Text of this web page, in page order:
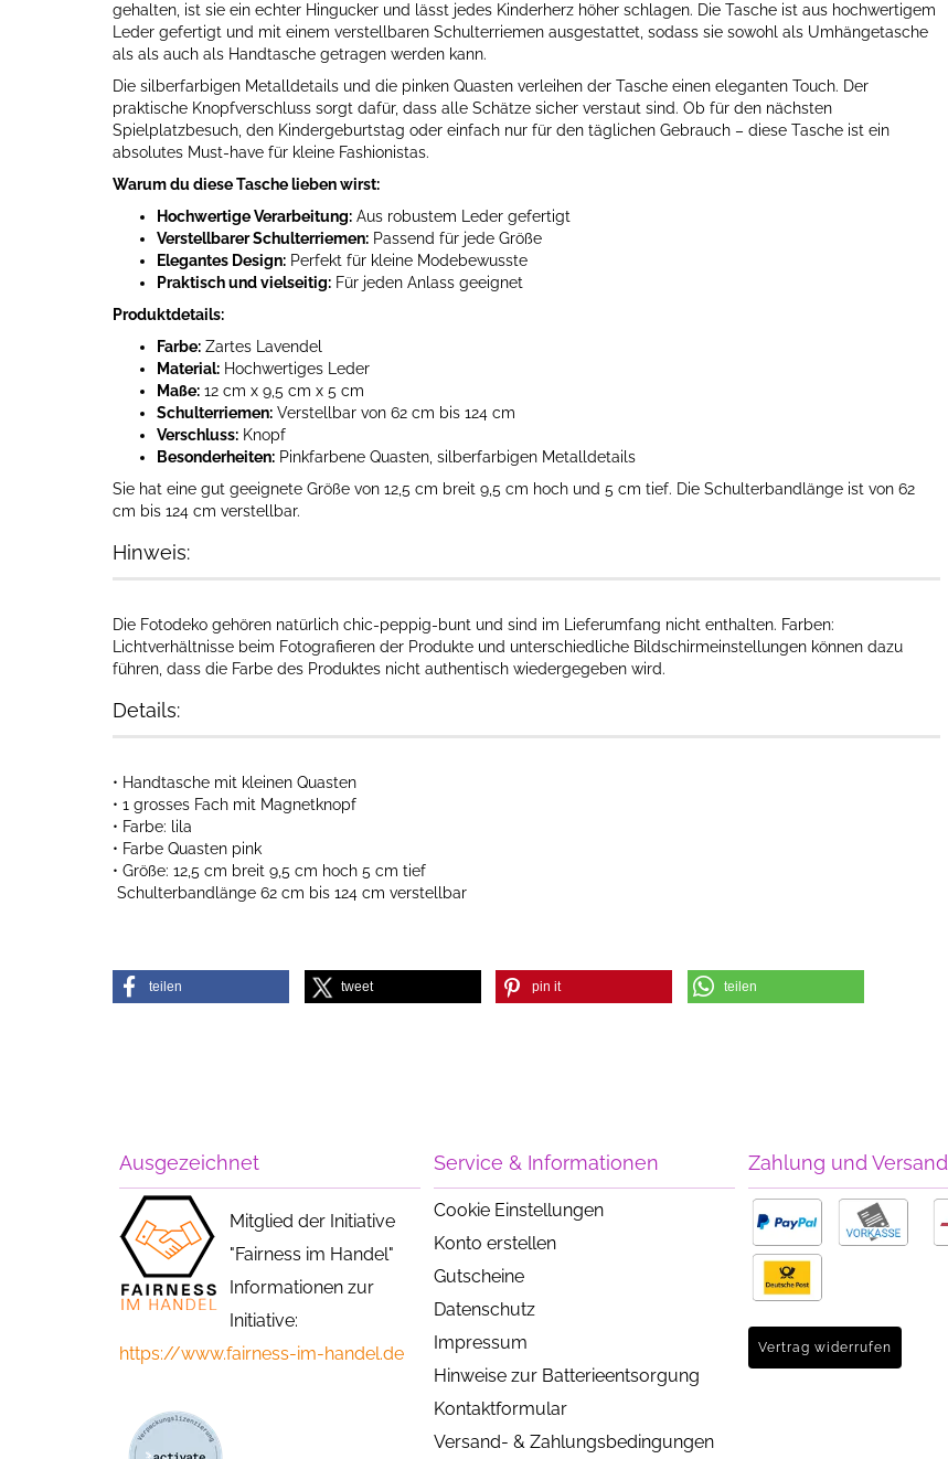
gehalten, ist sie ein echter Hingucker und lässt jedes Kinderherz höher schlagen. Die Tasche ist aus hochwertigem
Leder gefertigt und mit einem verstellbaren Schulterriemen ausgestattet, sodass sie sowohl als Umhängetasche
als als auch als Handtasche getragen werden kann.
Die silberfarbigen Metalldetails und die pinken Quasten verleihen der Tasche einen eleganten Touch. Der
praktische Knopfverschluss sorgt dafür, dass alle Schätze sicher verstaut sind. Ob für den nächsten
Spielplatzbesuch, den Kindergeburtstag oder einfach nur für den täglichen Gebrauch – diese Tasche ist ein
absolutes Must-have für kleine Fashionistas.
Warum du diese Tasche lieben wirst:
Hochwertige Verarbeitung: Aus robustem Leder gefertigt
Verstellbarer Schulterriemen: Passend für jede Größe
Elegantes Design: Perfekt für kleine Modebewusste
Praktisch und vielseitig: Für jeden Anlass geeignet
Produktdetails:
Farbe: Zartes Lavendel
Material: Hochwertiges Leder
Maße: 12 cm x 9,5 cm x 5 cm
Schulterriemen: Verstellbar von 62 cm bis 124 cm
Verschluss: Knopf
Besonderheiten: Pinkfarbene Quasten, silberfarbigen Metalldetails
Sie hat eine gut geeignete Größe von 12,5 cm breit 9,5 cm hoch und 5 cm tief. Die Schulterbandlänge ist von 62
cm bis 124 cm verstellbar.
Hinweis:
Die Fotodeko gehören natürlich chic-peppig-bunt und sind im Lieferumfang nicht enthalten. Farben:
Lichtverhältnisse beim Fotografieren der Produkte und unterschiedliche Bildschirmeinstellungen können dazu
führen, dass die Farbe des Produktes nicht authentisch wiedergegeben wird.
Details:
• Handtasche mit kleinen Quasten
• 1 grosses Fach mit Magnetknopf
• Farbe: lila
• Farbe Quasten pink
• Größe: 12,5 cm breit 9,5 cm hoch 5 cm tief
Schulterbandlänge 62 cm bis 124 cm verstellbar
teilen tweet pin it teilen
Ausgezeichnet
Mitglied der Initiative
"Fairness im Handel"
Informationen zur
Initiative:
https://www.fairness-im-handel.de
Service & Informationen
Cookie Einstellungen
Konto erstellen
Gutscheine
Datenschutz
Impressum
Hinweise zur Batterieentsorgung
Kontaktformular
Versand- & Zahlungsbedingungen
Zahlung und Versand
Vertrag widerrufen